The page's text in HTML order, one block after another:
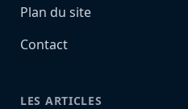
Plan du site
Contact
LES ARTICLES